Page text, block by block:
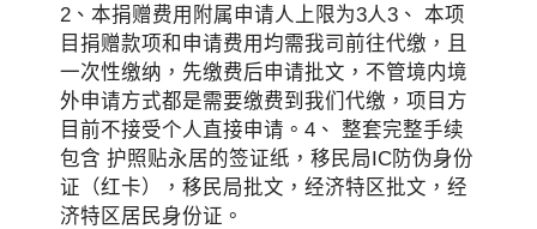
2、本捐赠费用附属申请人上限为3人3、 本项
目捐赠款项和申请费用均需我司前往代缴，且
一次性缴纳，先缴费后申请批文，不管境内境
外申请方式都是需要缴费到我们代缴，项目方
目前不接受个人直接申请。4、 整套完整手续
包含 护照贴永居的签证纸，移民局IC防伪身份
证（红卡），移民局批文，经济特区批文，经
济特区居民身份证。